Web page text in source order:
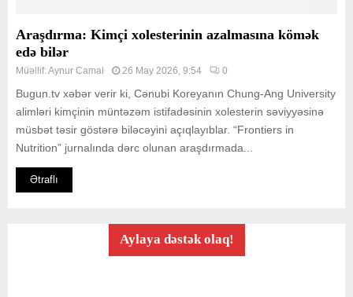
Araşdırma: Kimçi xolesterinin azalmasına kömək
edə bilər
Müəllif:Aynur Camal 26 May 2026, 9:54 0
Bugun.tv xəbər verir ki, Cənubi Koreyanın Chung-Ang University
alimləri kimçinin müntəzəm istifadəsinin xolesterin səviyyəsinə
müsbət təsir göstərə biləcəyini açıqlayıblar. “Frontiers in
Nutrition” jurnalında dərc olunan araşdırmada...
Ətraflı
Aylaya dəstək olaq!